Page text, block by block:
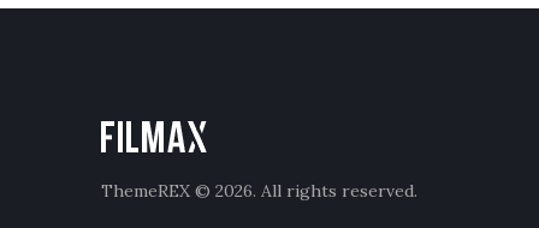
ThemeREX © 2026. All rights reserved.